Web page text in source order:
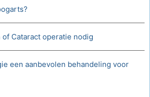
Cataract operatie nodig
een aanbevolen behandeling voor